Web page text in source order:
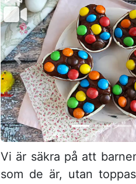
Föregående
Vi är säkra på att
som de är, utan